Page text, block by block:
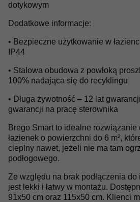
dotykowym
Dodatkowe informacje:
• Bezpieczne użytkowanie w
IP44
• Stalowa obudowa z powłoką
100% nadająca się do recyklingu
• Długa żywotność – 12 lat
gwarancji na pracę sterownika
Brego Smart to idealne rozwiązanie
łazienek o powierzchni do 6 m²,
cieplny nawet, jeżeli nie ma tam
podłogowego.
Ze względu na brak podłączenia
jest lekki i łatwy w montażu.
91x50 cm oraz 115x50 cm. Klienci